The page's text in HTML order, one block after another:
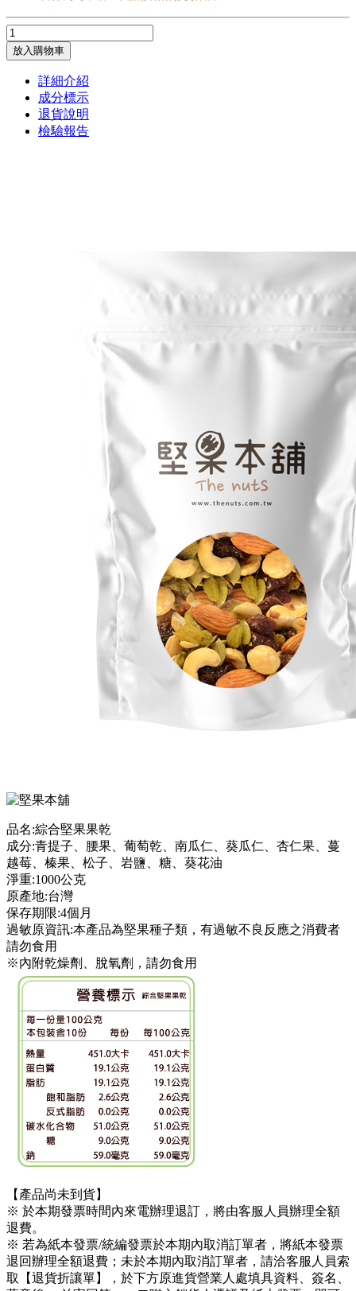
放入購物車
詳細介紹
成分標示
退貨說明
檢驗報告
品名:綜合堅果果乾
成分:青提子、腰果、葡萄乾、南瓜仁、葵瓜仁、杏仁果、蔓
越莓、榛果、松子、岩鹽、糖、葵花油
淨重:1000公克
原產地:台灣
保存期限:4個月
過敏原資訊:本產品為堅果種子類，有過敏不良反應之消費者
請勿食用
※內附乾燥劑、脫氧劑，請勿食用
【產品尚未到貨】
※ 於本期發票時間內來電辦理退訂，將由客服人員辦理全額
退費。
※ 若為紙本發票/統編發票於本期內取消訂單者，將紙本發票
退回辦理全額退費；未於本期內取消訂單者，請洽客服人員索
取【退貨折讓單】，於下方原進貨營業人處填具資料、簽名、